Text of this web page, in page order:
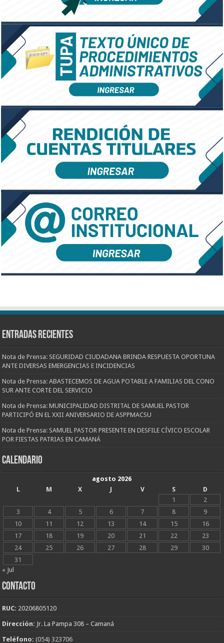
Entradas recientes
Nota de Prensa: SEGURIDAD CIUDADANA BRINDA RESPUESTA OPORTUNA
ANTE DIVERSAS EMERGENCIAS E INCIDENCIAS
Nota de Prensa: ABASTECEMOS DE AGUA POTABLE A FAMILIAS DEL CONO
SUR ANTE CORTE DEL SERVICIO
Nota de Prensa: MUNICIPALIDAD DISTRITAL DE SAMUEL PASTOR
PARTICIPÓ EN EL XXII ANIVERSARIO DE ASPPMACSU
Nota de Prensa: SAMUEL PASTOR PRESENTE EN DESFILE CÍVICO ESCOLAR
POR FIESTAS PATRIAS EN CAMANÁ
CALENDARIO
agosto 2026
L
M X J V S
D
1
2
3
4 5 6 7 8
9
10
11 12 13 14 15
16
17
18 19 20 21 22
23
24
25 26 27 28 29
30
31
« Jul
CONTACTO
RUC: 20206805120
Dirección: Jr. La Pampa 308 – Camaná
Teléfono: (054) 323706